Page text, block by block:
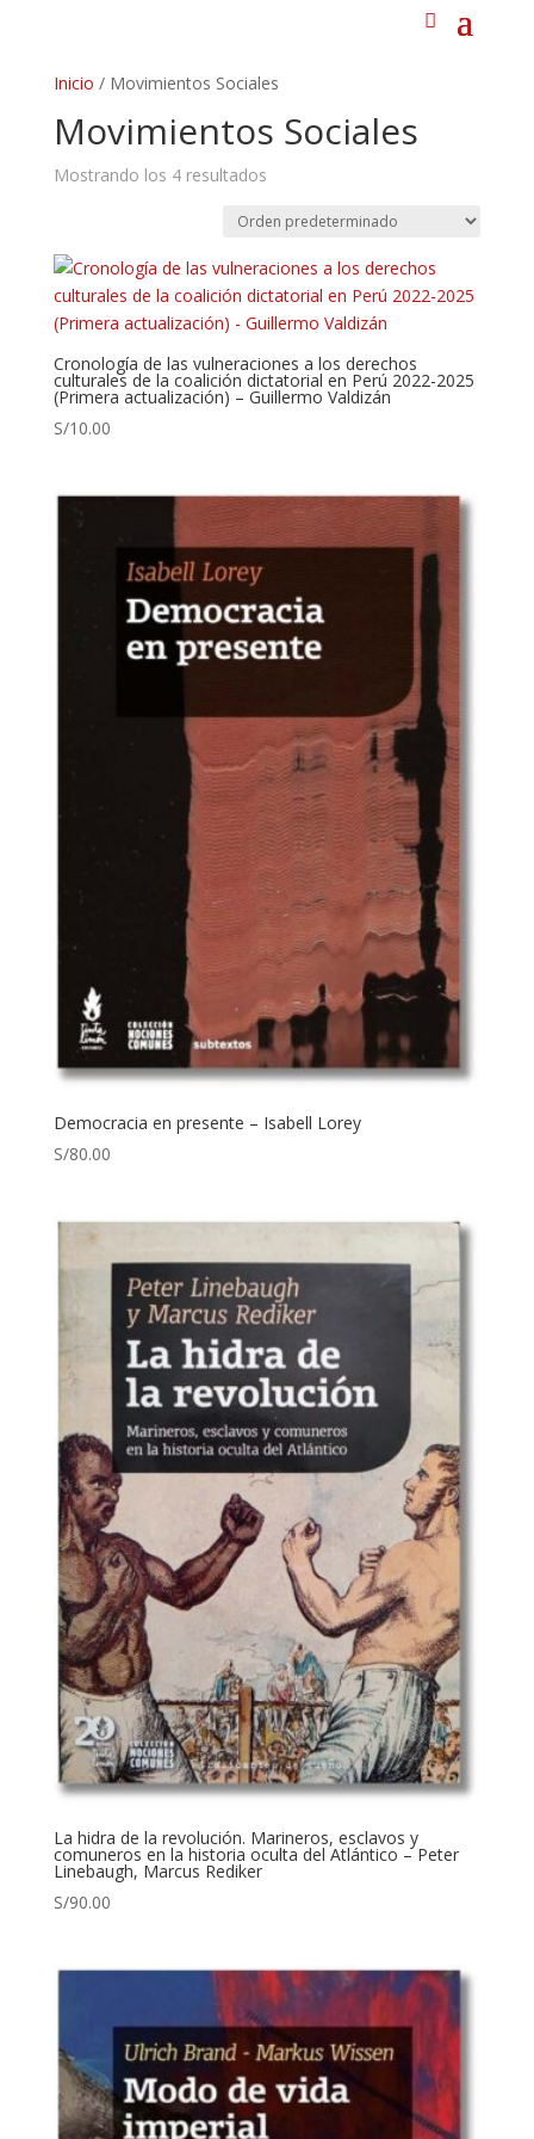
Inicio / Movimientos Sociales
Movimientos Sociales
Mostrando los 4 resultados
Cronología de las vulneraciones a los derechos
culturales de la coalición dictatorial en Perú 2022-2025
(Primera actualización) – Guillermo Valdizán
S/10.00
Democracia en presente – Isabell Lorey
S/80.00
La hidra de la revolución. Marineros, esclavos y
comuneros en la historia oculta del Atlántico – Peter
Linebaugh, Marcus Rediker
S/90.00